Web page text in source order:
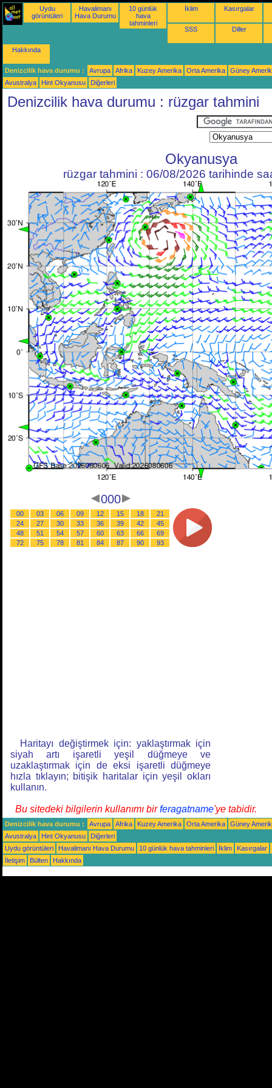
Uydu
görüntüleri
Havalimanı
Hava Durumu
10 günlük
hava
tahminleri
İklim Kasırgalar
SSS Diller
Hakkında
Denizcilik hava durumu : Avrupa Afrika Kuzey Amerika Orta Amerika
Güney
Avustralya
Hint Okyanusu Diğerleri
Denizcilik hava durumu : rüzgar tahmini
Okyanusya
rüzgar tahmini : 06/08/2026 tarihinde
000
00 03 06 09 12 15 18
21
24
27 30 33 36 39 42
45
48
51 54 57 60 63 66
69
72
75 78 81 84 87 90 93
Haritayı değiştirmek için: yaklaştırmak için
siyah artı işaretli yeşil düğmeye ve
uzaklaştırmak için de eksi işaretli düğmeye
hızla tıklayın; bitişik haritalar için yeşil okları
kullanın.
Bu sitedeki bilgilerin kullanımı birferagatname'ye tabidir.
Denizcilik hava durumu : Avrupa Afrika Kuzey Amerika Orta Amerika
Güney
Avustralya
Hint Okyanusu
Diğerleri
Uydu görüntüleri
Havalimanı Hava Durumu 10 günlük hava tahminleri İklim
Kasırgalar
İletişim
Bülten Hakkında